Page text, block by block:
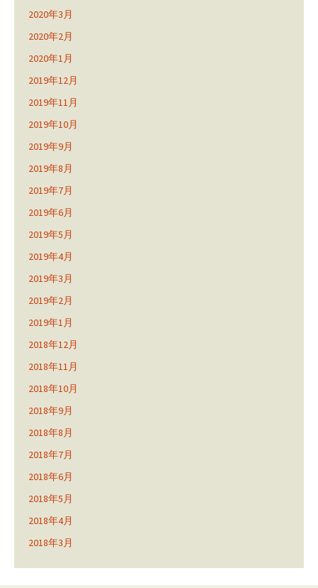
2020年3月
2020年2月
2020年1月
2019年12月
2019年11月
2019年10月
2019年9月
2019年8月
2019年7月
2019年6月
2019年5月
2019年4月
2019年3月
2019年2月
2019年1月
2018年12月
2018年11月
2018年10月
2018年9月
2018年8月
2018年7月
2018年6月
2018年5月
2018年4月
2018年3月